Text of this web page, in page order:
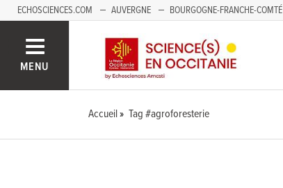
ECHOSCIENCES.COM AUVERGNE BOURGOGNE-FRANCHE-COMTÉ
MENU
Accueil Tag #agroforesterie